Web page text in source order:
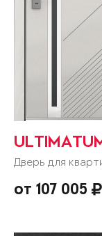
Дверь для
от 107 005